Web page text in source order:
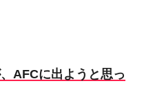
に出ようと思っ